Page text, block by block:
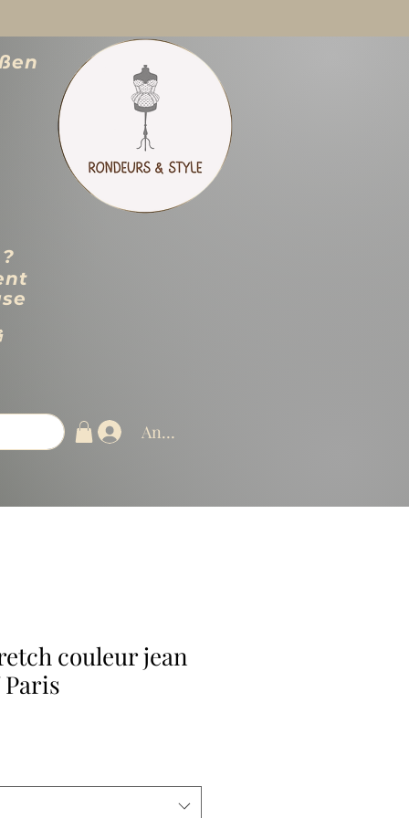
Anmelden
couleur jean
Paris